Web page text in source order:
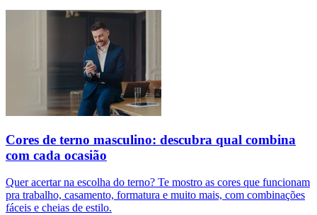
Cores de terno masculino: descubra qual combina
com cada ocasião
Quer acertar na escolha do terno? Te mostro as cores que funcionam
pra trabalho, casamento, formatura e muito mais, com combinações
fáceis e cheias de estilo.